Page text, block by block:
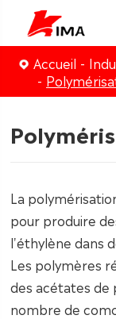
Accueil
La
pour produire
l'éthylène dans
Les polymères
des acétates de
nombre de